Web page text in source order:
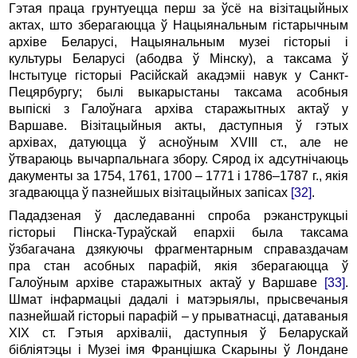
Гэтая праца грунтуецца перш за ўсё на візітацыйных
актах, што зберагаюцца ў Нацыянальным гістарычным
архіве Беларусі, Нацыянальным музеі гісторыі і
культуры Беларусі (абодва ў Мінску), а таксама ў
Інстытуце гісторыі Расійскай акадэміі навук у Санкт-
Пецярбургу; былі выкарыстаны таксама асобныя
выпіскі з Галоўнага архіва старажытных актаў у
Варшаве. Візітацыйныя акты, даступныя ў гэтых
архівах, датуюцца ў асноўным XVIII ст., але не
ўтвараюць вычарпальнага збору. Сярод іх адсутнічаюць
дакументы за 1754, 1761, 1700 – 1771 і 1786–1787 г., якія
згадваюцца ў пазнейшых візітацыйных запісах [32].
Пададзеная ў даследаванні спроба рэканструкцыі
гісторыі Пінска-Тураўскай епархіі была таксама
ўзбагачана дзякуючы фрагментарным справаздачам
пра стан асобных парафій, якія зберагаюцца ў
Галоўным архіве старажытных актаў у Варшаве
[33].
Шмат інфармацыі дадалі і матэрыялы, прысвечаныя
пазнейшай гісторыі парафій – у прыватнасці, датаваныя
XIX ст. Гэтыя архіваліі, даступныя ў Беларускай
бібліятэцы і Музеі імя Францішка Скарыны ў Лондане